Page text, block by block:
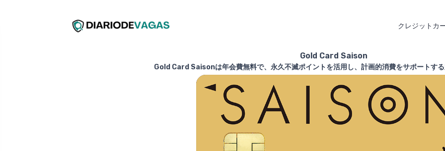
クレジットカ
Gold Card Saison
Gold Card Saisonは年会費無料で、永久不滅ポイントを活用し、計画的消費をサポートする